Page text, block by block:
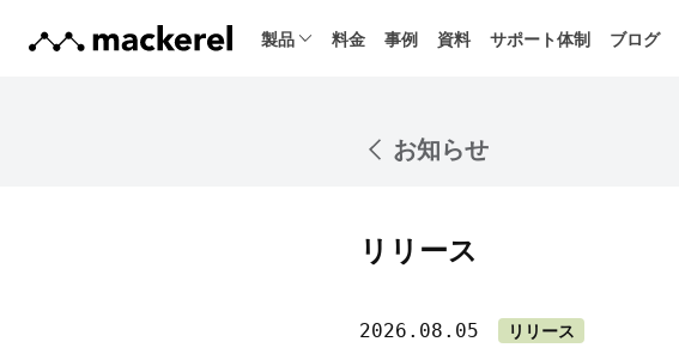
製品 料金 事例 資料 サポート体制 ブログ
お知らせ
リリース
2026.08.05 リリース